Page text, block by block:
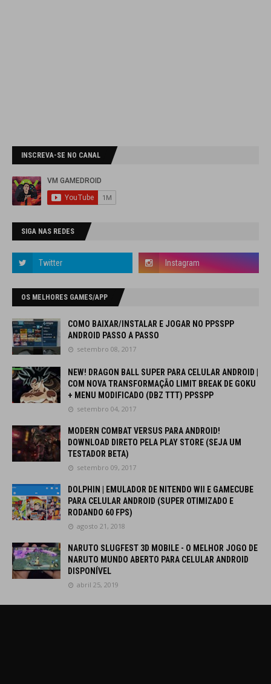
INSCREVA-SE NO CANAL
SIGA NAS REDES
OS MELHORES GAMES/APP
COMO BAIXAR/INSTALAR E JOGAR NO PPSSPP
ANDROID PASSO A PASSO
setembro 08, 2017
NEW! DRAGON BALL SUPER PARA CELULAR ANDROID |
COM NOVA TRANSFORMAÇÃO LIMIT BREAK DE GOKU
+ MENU MODIFICADO (DBZ TTT) PPSSPP
setembro 04, 2017
MODERN COMBAT VERSUS PARA ANDROID!
DOWNLOAD DIRETO PELA PLAY STORE (SEJA UM
TESTADOR BETA)
setembro 09, 2017
DOLPHIN | EMULADOR DE NITENDO WII E GAMECUBE
PARA CELULAR ANDROID (SUPER OTIMIZADO E
RODANDO 60 FPS)
agosto 21, 2018
NARUTO SLUGFEST 3D MOBILE - O MELHOR JOGO DE
NARUTO MUNDO ABERTO PARA CELULAR ANDROID
DISPONÍVEL
abril 25, 2019